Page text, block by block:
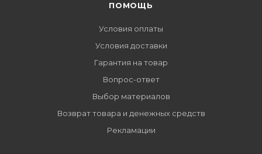
ПОМОЩЬ
Условия оплаты
Условия доставки
Гарантия на товар
Вопрос-ответ
Выбор материалов
Возврат товара и денежных средств
Рекламации